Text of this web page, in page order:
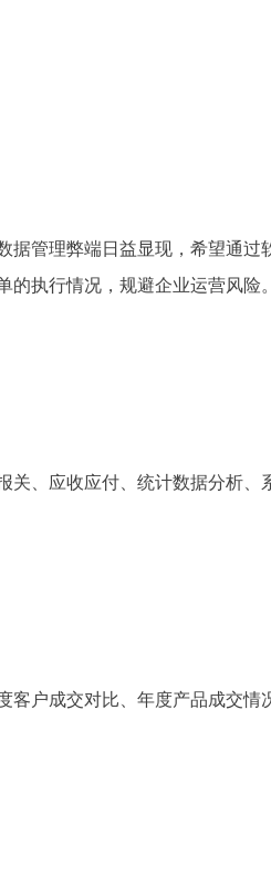
管理弊端日益显现，希望通
执行情况，规避企业运营风险。
、应收应付、统计数据分析
户成交对比、年度产品成交情